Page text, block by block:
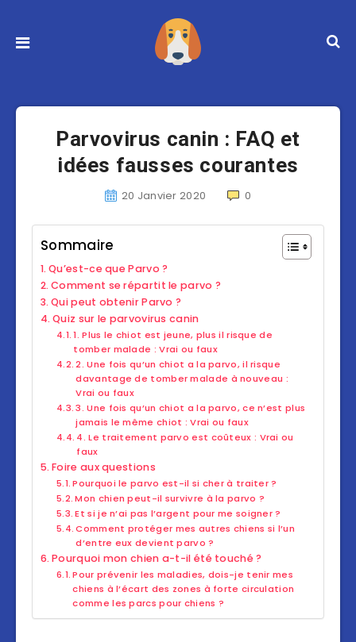
Parvovirus canin : FAQ et
idées fausses courantes
20 Janvier 2020 0
Sommaire
Qu’est-ce que Parvo ?
Comment se répartit le parvo ?
Qui peut obtenir Parvo ?
Quiz sur le parvovirus canin
1. Plus le chiot est jeune, plus il risque de
tomber malade : Vrai ou faux
2. Une fois qu’un chiot a la parvo, il risque
davantage de tomber malade à nouveau :
Vrai ou faux
3. Une fois qu’un chiot a la parvo, ce n’est plus
jamais le même chiot : Vrai ou faux
4. Le traitement parvo est coûteux : Vrai ou
faux
Foire aux questions
Pourquoi le parvo est-il si cher à traiter ?
Mon chien peut-il survivre à la parvo ?
Et si je n’ai pas l’argent pour me soigner ?
Comment protéger mes autres chiens si l’un
d’entre eux devient parvo ?
Pourquoi mon chien a-t-il été touché ?
Pour prévenir les maladies, dois-je tenir mes
chiens à l’écart des zones à forte circulation
comme les parcs pour chiens ?